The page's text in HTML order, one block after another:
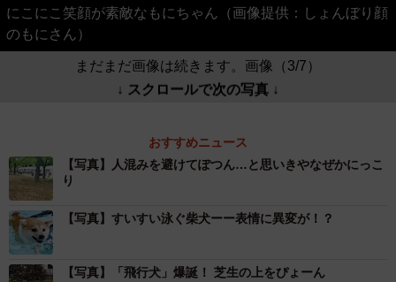
にこにこ笑顔が素敵なもにちゃん（画像提供：しょんぼり顔
のもにさん）
まだまだ画像は続きます。画像（3/7）
↓ スクロールで次の写真 ↓
おすすめニュース
【写真】人混みを避けてぽつん…と思いきやなぜかにっこ
り
【写真】すいすい泳ぐ柴犬ーー表情に異変が！？
【写真】「飛行犬」爆誕！ 芝生の上をぴょーん